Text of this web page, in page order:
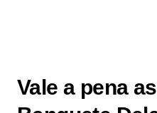
Vale a pena